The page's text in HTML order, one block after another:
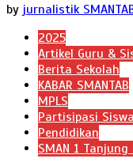
by jurnalistik
2025
Artikel Guru &
Berita Sekolah
KABAR SMANTAB
MPLS
Partisipasi Siswa
Pendidikan
SMAN 1